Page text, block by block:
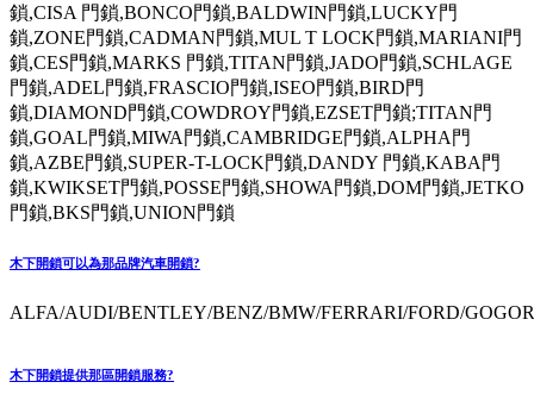
鎖,CISA 門鎖,BONCO門鎖,BALDWIN門鎖,LUCKY門
鎖,ZONE門鎖,CADMAN門鎖,MUL T LOCK門鎖,MARIANI門
鎖,CES門鎖,MARKS 門鎖,TITAN門鎖,JADO門鎖,SCHLAGE
門鎖,ADEL門鎖,FRASCIO門鎖,ISEO門鎖,BIRD門
鎖,DIAMOND門鎖,COWDROY門鎖,EZSET門鎖;TITAN門
鎖,GOAL門鎖,MIWA門鎖,CAMBRIDGE門鎖,ALPHA門
鎖,AZBE門鎖,SUPER-T-LOCK門鎖,DANDY 門鎖,KABA門
鎖,KWIKSET門鎖,POSSE門鎖,SHOWA門鎖,DOM門鎖,JETKO
門鎖,BKS門鎖,UNION門鎖
木下開鎖可以為那品牌汽車開鎖?
ALFA/AUDI/BENTLEY/BENZ/BMW/FERRARI/FORD/
木下開鎖提供那區開鎖服務?